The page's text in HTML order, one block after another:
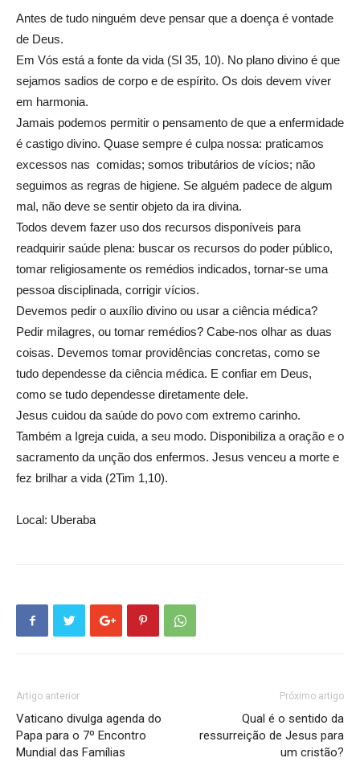
Antes de tudo ninguém deve pensar que a doença é vontade
de Deus.
Em Vós está a fonte da vida (Sl 35, 10). No plano divino é que
sejamos sadios de corpo e de espírito. Os dois devem viver
em harmonia.
Jamais podemos permitir o pensamento de que a enfermidade
é castigo divino. Quase sempre é culpa nossa: praticamos
excessos nas comidas; somos tributários de vícios; não
seguimos as regras de higiene. Se alguém padece de algum
mal, não deve se sentir objeto da ira divina.
Todos devem fazer uso dos recursos disponíveis para
readquirir saúde plena: buscar os recursos do poder público,
tomar religiosamente os remédios indicados, tornar-se uma
pessoa disciplinada, corrigir vícios.
Devemos pedir o auxílio divino ou usar a ciência médica?
Pedir milagres, ou tomar remédios? Cabe-nos olhar as duas
coisas. Devemos tomar providências concretas, como se
tudo dependesse da ciência médica. E confiar em Deus,
como se tudo dependesse diretamente dele.
Jesus cuidou da saúde do povo com extremo carinho.
Também a Igreja cuida, a seu modo. Disponibiliza a oração e o
sacramento da unção dos enfermos. Jesus venceu a morte e
fez brilhar a vida (2Tim 1,10).
Local: Uberaba
Artigo anterior
Vaticano divulga agenda do
Papa para o 7º Encontro
Mundial das Famílias
Próximo artigo
Qual é o sentido da
ressurreição de Jesus para
um cristão?